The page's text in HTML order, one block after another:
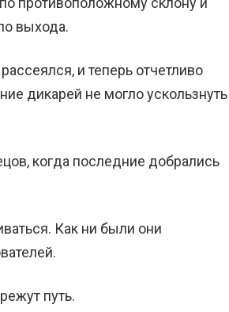
выхода.
и теперь отчетливо
дикарей не могло ускользнуть
когда последние добрались
Как ни были они
путь.